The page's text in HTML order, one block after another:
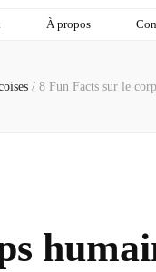
À propos
/ 8 Fun Facts sur le